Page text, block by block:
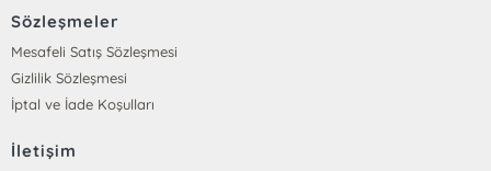
Sözleşmeler
Mesafeli Satış Sözleşmesi
Gizlilik Sözleşmesi
İptal ve İade Koşulları
İletişim